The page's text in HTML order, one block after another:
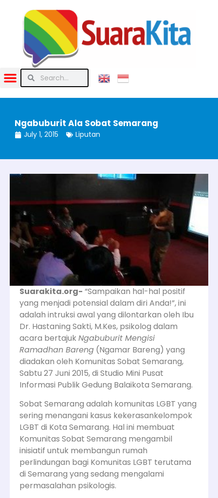
Ngabuburit Ala Sobat Semarang
July 1, 2015 Liputan
Suarakita.org- “Sampaikan hal-hal positif
yang menjadi potensial dalam diri Anda!”, ini
adalah intruksi awal yang dilontarkan oleh Ibu
Dr. Hastaning Sakti, M.Kes, psikolog dalam
acara bertajukNgabuburit Mengisi
Ramadhan Bareng (Ngamar Bareng) yang
diadakan oleh Komunitas Sobat Semarang,
Sabtu 27 Juni 2015, di Studio Mini Pusat
Informasi Publik Gedung Balaikota Semarang.
Sobat Semarang adalah komunitas LGBT yang
sering menangani kasus kekerasankelompok
LGBT di Kota Semarang. Hal ini membuat
Komunitas Sobat Semarang mengambil
inisiatif untuk membangun rumah
perlindungan bagi Komunitas LGBT terutama
di Semarang yang sedang mengalami
permasalahan psikologis.